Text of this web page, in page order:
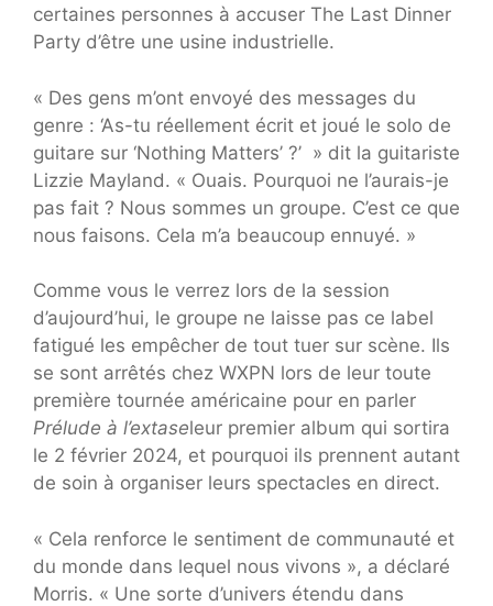
certaines personnes à accuser The Last Dinner
Party d’être une usine industrielle.
« Des gens m’ont envoyé des messages du
genre : ‘As-tu réellement écrit et joué le solo de
guitare sur ‘Nothing Matters’ ?’ » dit la guitariste
Lizzie Mayland. « Ouais. Pourquoi ne l’aurais-je
pas fait ? Nous sommes un groupe. C’est ce que
nous faisons. Cela m’a beaucoup ennuyé. »
Comme vous le verrez lors de la session
d’aujourd’hui, le groupe ne laisse pas ce label
fatigué les empêcher de tout tuer sur scène. Ils
se sont arrêtés chez WXPN lors de leur toute
première tournée américaine pour en parler
Prélude à l’extaseleur premier album qui sortira
le 2 février 2024, et pourquoi ils prennent autant
de soin à organiser leurs spectacles en direct.
« Cela renforce le sentiment de communauté et
du monde dans lequel nous vivons », a déclaré
Morris. « Une sorte d’univers étendu dans